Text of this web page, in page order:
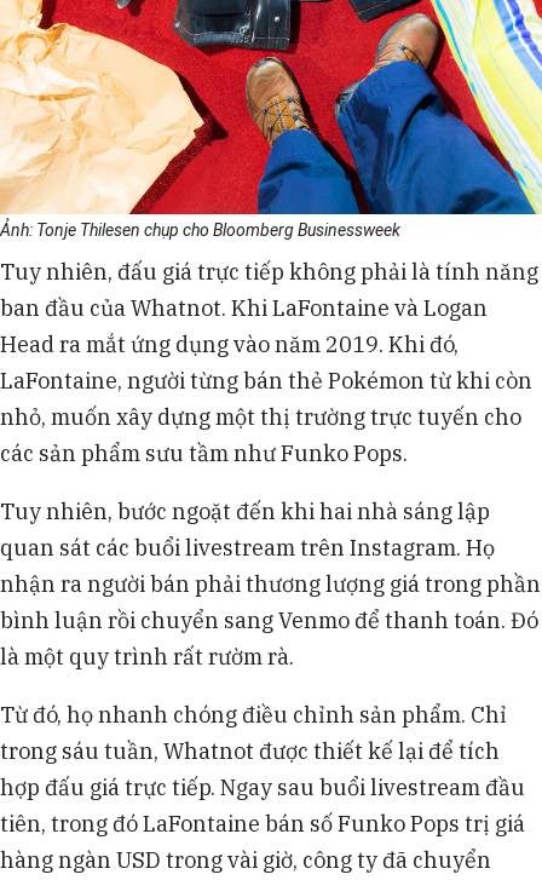
Ảnh: Tonje Thilesen chụp cho Bloomberg Businessweek
Tuy nhiên, đấu giá trực tiếp không phải là tính năng
ban đầu của Whatnot. Khi LaFontaine và Logan
Head ra mắt ứng dụng vào năm 2019. Khi đó,
LaFontaine, người từng bán thẻ Pokémon từ khi còn
nhỏ, muốn xây dựng một thị trường trực tuyến cho
các sản phẩm sưu tầm như Funko Pops.
Tuy nhiên, bước ngoặt đến khi hai nhà sáng lập
quan sát các buổi livestream trên Instagram. Họ
nhận ra người bán phải thương lượng giá trong phần
bình luận rồi chuyển sang Venmo để thanh toán. Đó
là một quy trình rất rườm rà.
Từ đó, họ nhanh chóng điều chỉnh sản phẩm. Chỉ
trong sáu tuần, Whatnot được thiết kế lại để tích
hợp đấu giá trực tiếp. Ngay sau buổi livestream đầu
tiên, trong đó LaFontaine bán số Funko Pops trị giá
hàng ngàn USD trong vài giờ, công ty đã chuyển